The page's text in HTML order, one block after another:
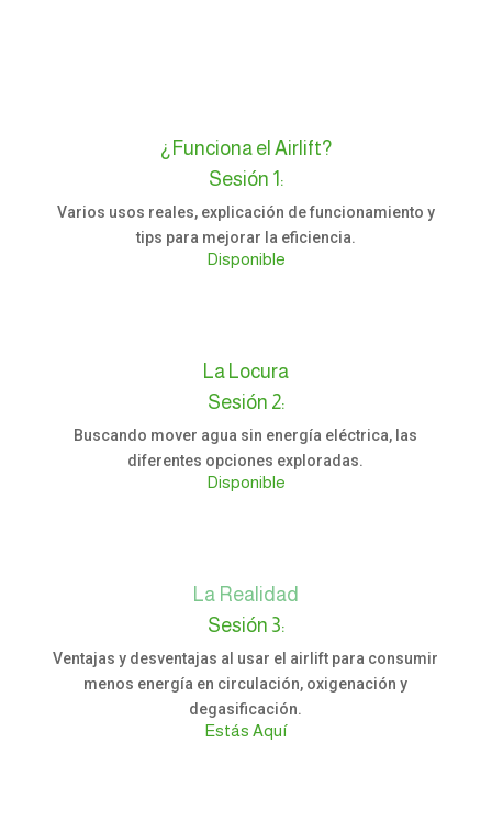
¿Funciona el Airlift?
Sesión 1:
Varios usos reales, explicación de funcionamiento y
tips para mejorar la eficiencia.
Disponible
La Locura
Sesión 2:
Buscando mover agua sin energía eléctrica, las
diferentes opciones exploradas.
Disponible
La Realidad
Sesión 3:
Ventajas y desventajas al usar el airlift para consumir
menos energía en circulación, oxigenación y
degasificación.
Estás Aquí